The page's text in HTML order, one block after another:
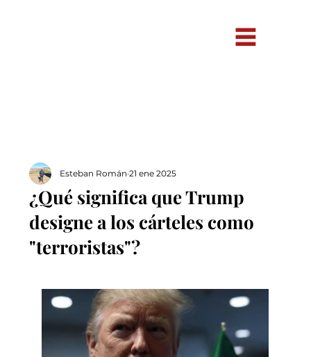
¿Qué significa que Trump
designe a los cárteles como
"terroristas"?
Esteban Román 21 ene 2025